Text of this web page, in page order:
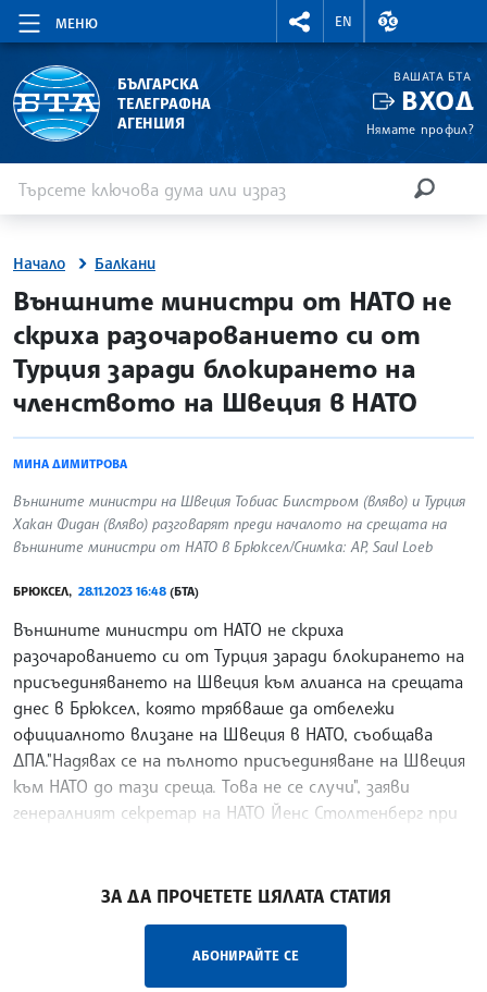
МЕНЮ
RIGHTMENU.SOCIAL
EN
ВАЛУТНИ
БЪЛГАРСКА
ТЕЛЕГРАФНА
АГЕНЦИЯ
ВАШАТА БТА
ВХОД
Нямате профил?
Начало Балкани
site.bta
Външните министри от НАТО не
скриха разочарованието си от
Турция заради блокирането на
членството на Швеция в НАТО
МИНА ДИМИТРОВА
Външните министри на Швеция Тобиас Билстрьом (вляво) и Турция
Хакан Фидан (вляво) разговарят преди началото на срещата на
външните министри от НАТО в Брюксел/Снимка: AP, Saul Loeb
БРЮКСЕЛ, 28.11.2023 16:48 (БТА)
Външните министри от НАТО не скриха
разочарованието си от Турция заради блокирането на
присъединяването на Швеция към алианса на срещата
днес в Брюксел, която трябваше да отбележи
официалното влизане на Швеция в НАТО, съобщава
ДПА."Надявах се на пълното присъединяване на Швеция
към НАТО до тази среща. Това не се случи", заяви
генералният секретар на НАТО Йенс Столтенберг при
ЗА ДА ПРОЧЕТЕТЕ ЦЯЛАТА СТАТИЯ
АБОНИРАЙТЕ СЕ